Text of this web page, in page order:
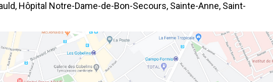
Hôpital Notre-Dame-de-Bon-Secours, Sainte-Anne, Saint-